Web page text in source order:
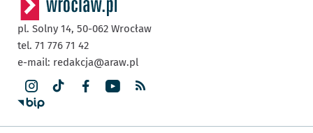
pl. Solny 14, 50-062 Wrocław
tel. 71 776 71 42
e-mail: redakcja@araw.pl